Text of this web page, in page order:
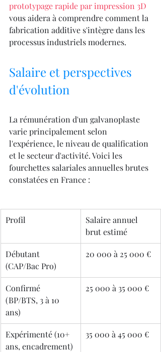
prototypage rapide par impression 3D
vous aidera à comprendre comment la
fabrication additive s'intègre dans les
processus industriels modernes.
Salaire et perspectives
d'évolution
La rémunération d'un galvanoplaste
varie principalement selon
l'expérience, le niveau de qualification
et le secteur d'activité. Voici les
fourchettes salariales annuelles brutes
constatées en France :
Profil
Salaire annuel
brut estimé
Débutant
(CAP/Bac Pro)
20 000 à 25 000 €
Confirmé
(BP/BTS, 3 à 10
ans)
25 000 à 35 000 €
Expérimenté (10+
ans, encadrement)
35 000 à 45 000 €